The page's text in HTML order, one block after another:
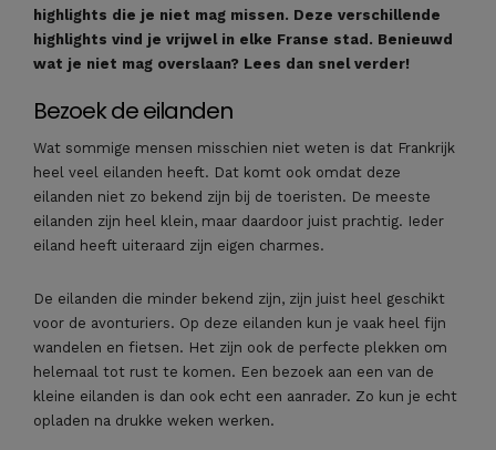
highlights die je niet mag missen. Deze verschillende
highlights vind je vrijwel in elke Franse stad. Benieuwd
wat je niet mag overslaan? Lees dan snel verder!
Bezoek de eilanden
Wat sommige mensen misschien niet weten is dat Frankrijk
heel veel eilanden heeft. Dat komt ook omdat deze
eilanden niet zo bekend zijn bij de toeristen. De meeste
eilanden zijn heel klein, maar daardoor juist prachtig. Ieder
eiland heeft uiteraard zijn eigen charmes.
De eilanden die minder bekend zijn, zijn juist heel geschikt
voor de avonturiers. Op deze eilanden kun je vaak heel fijn
wandelen en fietsen. Het zijn ook de perfecte plekken om
helemaal tot rust te komen. Een bezoek aan een van de
kleine eilanden is dan ook echt een aanrader. Zo kun je echt
opladen na drukke weken werken.